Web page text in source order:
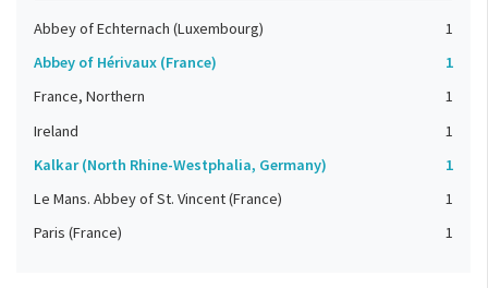
Abbey of Echternach (Luxembourg)
1
Abbey of Hérivaux (France)
1
France, Northern
1
Ireland
1
Kalkar (North Rhine-Westphalia, Germany)
1
Le Mans. Abbey of St. Vincent (France)
1
Paris (France)
1